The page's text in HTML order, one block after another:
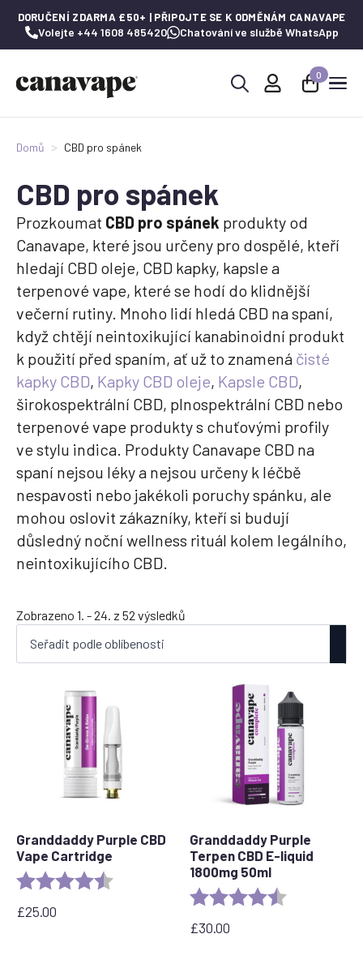
DORUČENÍ ZDARMA £50+ | PŘIPOJTE SE K ODMĚNÁM CANAVAPE
Volejte +44 1608 485420 Chatování ve službě WhatsApp
0
Domů CBD pro spánek
CBD pro spánek
Prozkoumat CBD pro spánek produkty od
Canavape, které jsou určeny pro dospělé, kteří
hledají CBD oleje, CBD kapky, kapsle a
terpenové vape, které se hodí do klidnější
večerní rutiny. Mnoho lidí hledá CBD na spaní,
když chtějí neintoxikující kanabinoidní produkt
k použití před spaním, ať už to znamená čisté
kapky CBD, Kapky CBD oleje, Kapsle CBD,
širokospektrální CBD, plnospektrální CBD nebo
terpenové vape produkty s chuťovými profily
ve stylu indica. Produkty Canavape CBD na
spaní nejsou léky a nejsou určeny k léčbě
nespavosti nebo jakékoli poruchy spánku, ale
mohou oslovit zákazníky, kteří si budují
důsledný noční wellness rituál kolem legálního,
neintoxikujícího CBD.
Zobrazeno 1. - 24. z 52 výsledků
Granddaddy Purple CBD
Vape Cartridge
Rating: 4.5 out of 5 stars
£25.00
Granddaddy Purple
Terpen CBD E-liquid
1800mg 50ml
Rating:
£30.00